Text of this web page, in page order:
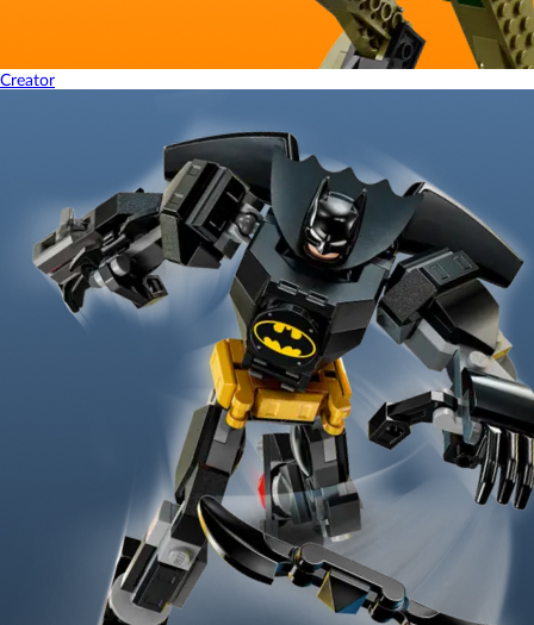
Creator